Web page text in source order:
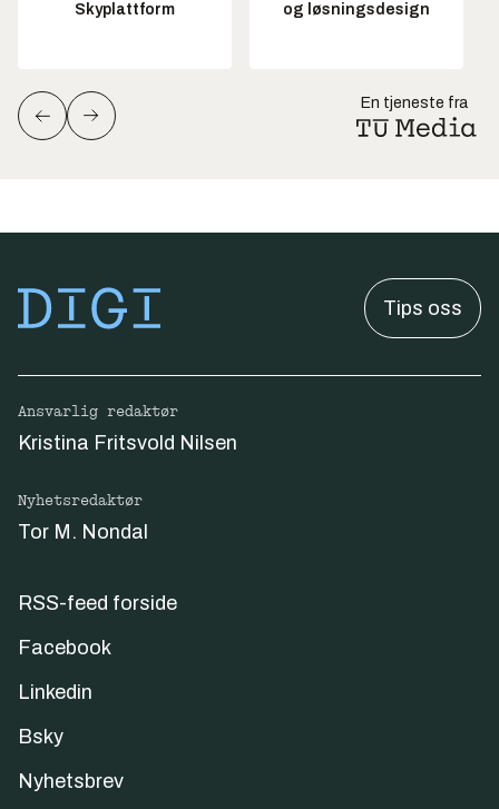
Skyplattform
og løsningsdesign
En tjeneste fra
Tips oss
Ansvarlig redaktør
Kristina Fritsvold Nilsen
Nyhetsredaktør
Tor M. Nondal
RSS-feed forside
Facebook
Linkedin
Bsky
Nyhetsbrev